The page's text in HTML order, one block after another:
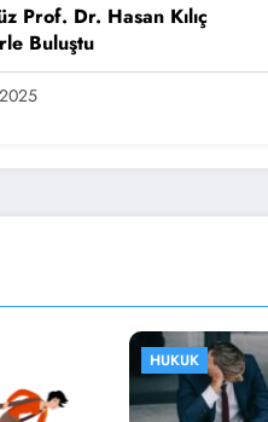
Prof. Dr. Hasan Kılıç
Buluştu
HUKUK